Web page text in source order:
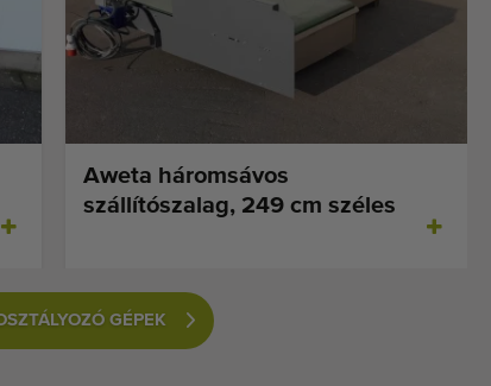
Aweta háromsávos
szállítószalag, 249 cm széles
GÉPEK